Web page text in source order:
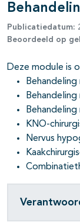
Publicatiedatum:
Beoordeeld op
Deze module is
KNO-
Nervus